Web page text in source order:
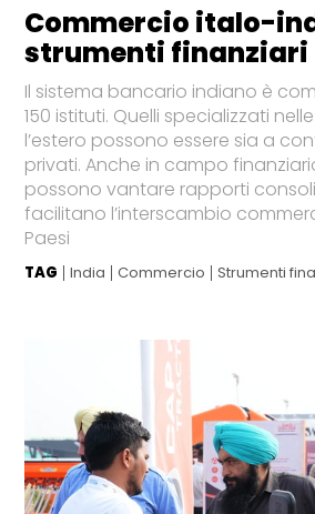
Commercio italo-
strumenti finanziari
Il sistema bancario indiano è
150 istituti. Quelli specializzati
l’estero possono essere sia a
privati. Anche in campo
possono vantare rapporti
facilitano l’interscambio
Paesi
TAG India Commercio Strumenti